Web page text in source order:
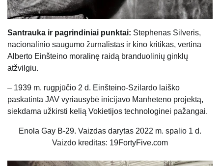
Santrauka ir pagrindiniai punktai: Stephenas Silveris,
nacionalinio saugumo žurnalistas ir kino kritikas, vertina
Alberto Einšteino moralinę raidą branduolinių ginklų
atžvilgiu.
– 1939 m. rugpjūčio 2 d. Einšteino-Szilardo laiško
paskatinta JAV vyriausybė inicijavo Manheteno projektą,
siekdama užkirsti kelią Vokietijos technologinei pažangai.
Enola Gay B-29. Vaizdas darytas 2022 m. spalio 1 d.
Vaizdo kreditas: 19FortyFive.com